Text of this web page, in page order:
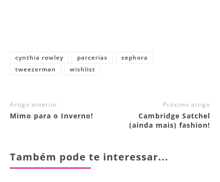
cynthia rowley parcerias
sephora
tweezerman
wishlist
Artigo anterior
Mimo para o Inverno!
Próximo artigo
Cambridge Satchel
(ainda mais) fashion!
Também pode te interessar...